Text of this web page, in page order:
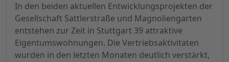
In den beiden aktuellen Entwicklungsprojekten der
Gesellschaft Sattlerstraße und Magnoliengarten
entstehen zur Zeit in Stuttgart 39 attraktive
Eigentumswohnungen. Die Vertriebsaktivitäten
wurden in den letzten Monaten deutlich verstärkt,